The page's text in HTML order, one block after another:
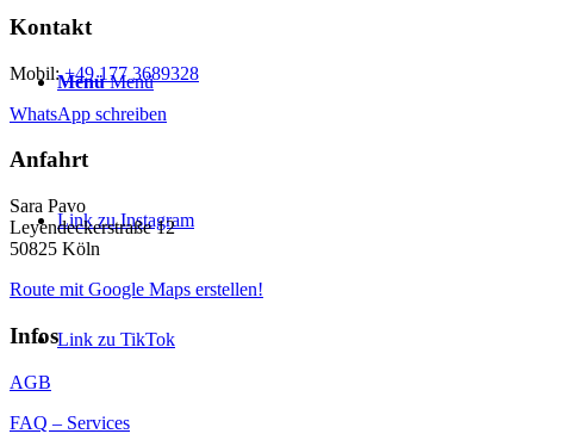
Menü Menü
Link zu Instagram
Link zu TikTok
Kontakt
Mobil:+49 177 3689328
WhatsApp schreiben
Anfahrt
Sara Pavo
Leyendeckerstraße 12
50825 Köln
Route mit Google Maps erstellen!
Infos
AGB
FAQ – Services